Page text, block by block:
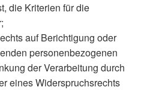
die Kriterien für die
auf Berichtigung oder
personenbezogenen
der Verarbeitung durch
eines Widerspruchsrechts